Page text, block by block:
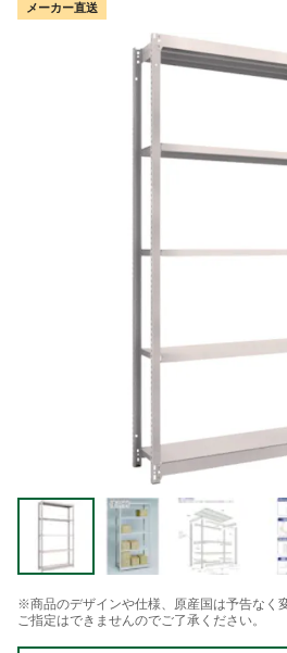
メーカー直送
※商品のデザインや仕様、原産国は予告なく
ご指定はできませんのでご了承ください。